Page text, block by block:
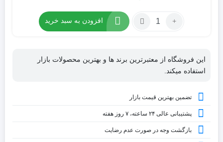
تعداد:
Cyanopropyl
افزودن به سبد خرید
این فروشگاه از معتبرترین برند ها و بهترین محصولات بازار
استفاده میکند.
تضمین بهترین قیمت بازار
پشتیبانی عالی ۲۴ ساعته، ۷ روز هفته
بازگشت وجه در صورت عدم رضایت